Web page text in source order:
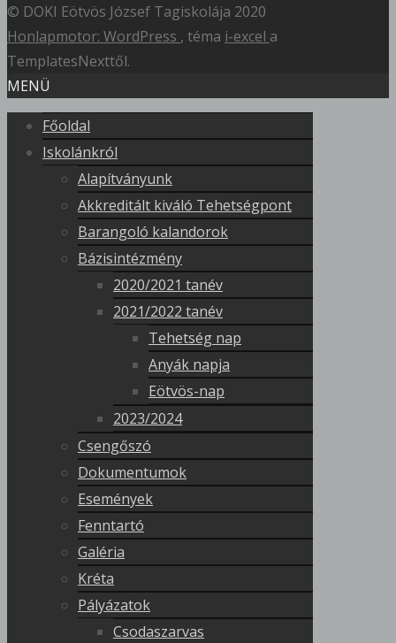
© DOKI Eötvös József Tagiskolája 2020
Honlapmotor: WordPress , téma i-excel a
TemplatesNexttől.
MENÜ
Főoldal
Iskolánkról
Alapítványunk
Akkreditált kiváló Tehetségpont
Barangoló kalandorok
Bázisintézmény
2020/2021 tanév
2021/2022 tanév
Tehetség nap
Anyák napja
Eötvös-nap
2023/2024
Csengőszó
Dokumentumok
Események
Fenntartó
Galéria
Kréta
Pályázatok
Csodaszarvas